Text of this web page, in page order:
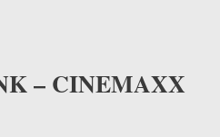
– CINEMAXX